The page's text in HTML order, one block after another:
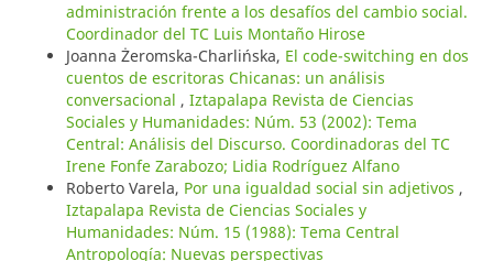
administración frente a los desafíos del cambio social.
Coordinador del TC Luis Montaño Hirose
Joanna Żeromska-Charlińska, El code-switching en dos
cuentos de escritoras Chicanas: un análisis
conversacional , Iztapalapa Revista de Ciencias
Sociales y Humanidades: Núm. 53 (2002): Tema
Central: Análisis del Discurso. Coordinadoras del TC
Irene Fonfe Zarabozo; Lidia Rodríguez Alfano
Roberto Varela, Por una igualdad social sin adjetivos ,
Iztapalapa Revista de Ciencias Sociales y
Humanidades: Núm. 15 (1988): Tema Central
Antropología: Nuevas perspectivas